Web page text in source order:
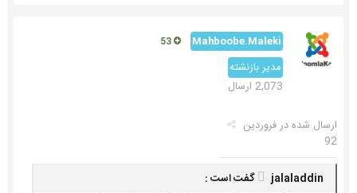
Mahboobe.Maleki
مدیر بازنشته
2,073 ارسال
ارسال شده درفروردین
92
jalaladdin گفت است :